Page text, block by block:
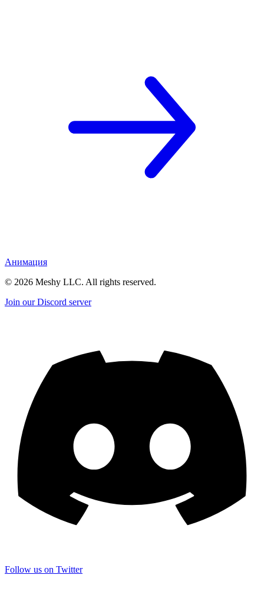
Анимация
© 2026 Meshy LLC. All rights reserved.
Join our Discord server
Follow us on Twitter